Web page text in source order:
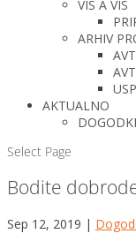
VIS A VIS
ARHIV
AKTUALNO
DOGODKI
Select Page
Bodite
Sep 12, 2019 |